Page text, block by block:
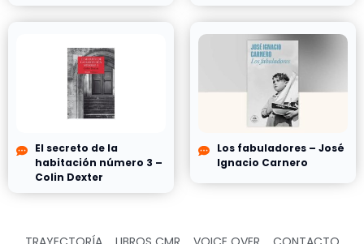
El secreto de la
habitación número 3 –
Colin Dexter
Los fabuladores – José
Ignacio Carnero